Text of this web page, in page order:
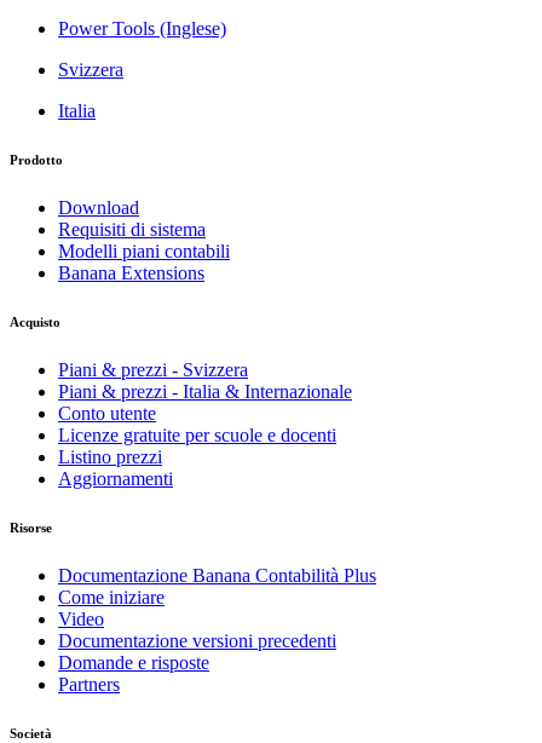
Power Tools (Inglese)
Svizzera
Italia
Prodotto
Download
Requisiti di sistema
Modelli piani contabili
Banana Extensions
Acquisto
Piani & prezzi - Svizzera
Piani & prezzi - Italia & Internazionale
Conto utente
Licenze gratuite per scuole e docenti
Listino prezzi
Aggiornamenti
Risorse
Documentazione Banana Contabilità Plus
Come iniziare
Video
Documentazione versioni precedenti
Domande e risposte
Partners
Società